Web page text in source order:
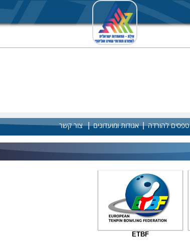
טפסים להורדה|אגודות ומועדונים| צור קשר
ETBF